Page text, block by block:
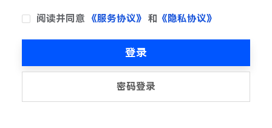
阅读并同意 《服务协议》 和 《隐私协议》
登录
密码登录